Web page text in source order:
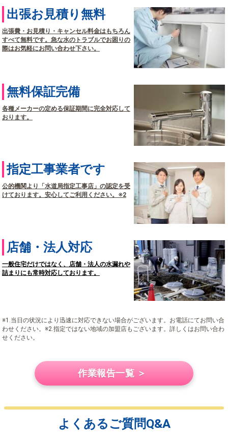
出張お見積り無料
出張費・お見積り・キャンセル料金はもちろん
すべて無料です。急な水のトラブルでお困りの
際はお気軽にお問い合わせ下さい。
無料保証完備
各種メーカーの定める保証期間に完全対応して
おります。
指定工事業者です
公的機関より「水道局指定工事店」の認定を受
けております。安心してご利用ください。※2
店舗・法人対応
一般住宅だけではなく、店舗・法人の水漏れや
詰まりにも常時対応しております。
※1.当日の状況により迅速に対応できない場合がございます。お電話にてお問い合
わせください。※2.指定ではない地域の加盟店もございます。詳しくはお問い合わ
せください。
作業報告一覧 ＞
よくあるご質問Q&A